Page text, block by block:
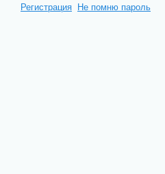
Регистрация Не помню пароль